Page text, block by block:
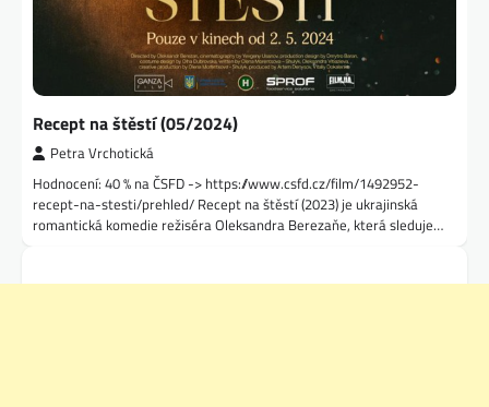
Recept na štěstí (05/2024)
Petra Vrchotická
Hodnocení: 40 % na ČSFD -> https://www.csfd.cz/film/1492952-
recept-na-stesti/prehled/ Recept na štěstí (2023) je ukrajinská
romantická komedie režiséra Oleksandra Berezaňe, která sleduje…